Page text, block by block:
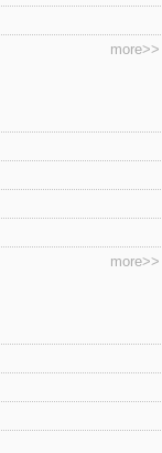
more>>
more>>